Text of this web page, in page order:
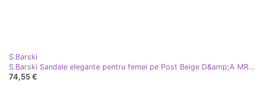
S.Barski
S.Barski Sandale elegante pentru femei pe Post Beige D&amp;A MR38-549 bej
74,55 €